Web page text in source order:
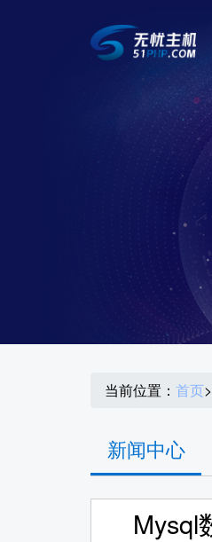
当前位置： 首页>
新闻中心
Mysql